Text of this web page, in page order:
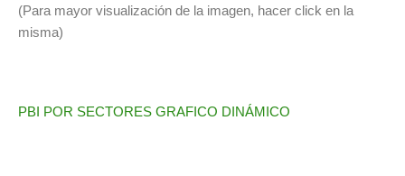
(Para mayor visualización de la imagen, hacer click en la
misma)
PBI POR SECTORES GRAFICO DINÁMICO